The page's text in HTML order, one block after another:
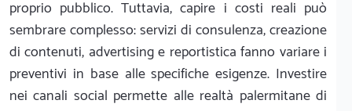
proprio pubblico. Tuttavia, capire i costi reali può
sembrare complesso: servizi di consulenza, creazione
di contenuti, advertising e reportistica fanno variare i
preventivi in base alle specifiche esigenze. Investire
nei canali social permette alle realtà palermitane di